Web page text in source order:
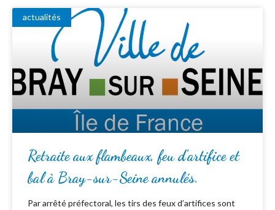
actualités
Retraite aux flambeaux, feu d’artifice et
bal à Bray-sur-Seine annulés.
Par arrêté préfectoral, les tirs des feux d’artifices sont